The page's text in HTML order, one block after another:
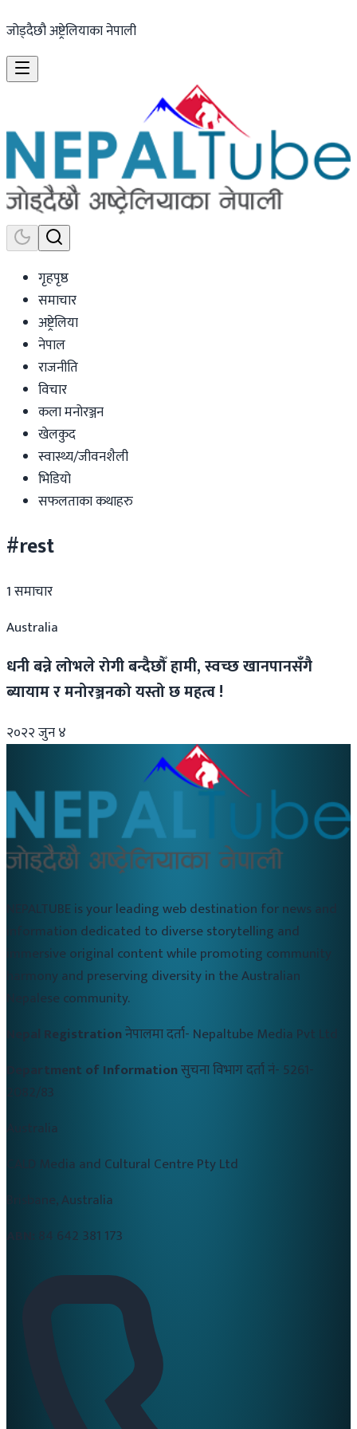
जोड्दैछौ अष्ट्रेलियाका नेपाली
गृहपृष्ठ
समाचार
अष्ट्रेलिया
नेपाल
राजनीति
विचार
कला मनोरञ्जन
खेलकुद
स्वास्थ्य/जीवनशैली
भिडियो
सफलताका कथाहरु
#rest
1समाचार
Australia
धनी बन्ने लोभले रोगी बन्दैछौँ हामी, स्वच्छ खानपानसँगै
ब्यायाम र मनोरञ्जनको यस्तो छ महत्व !
२०२२ जुन ४
NEPALTUBE is your leading web destination for news and
information dedicated to diverse storytelling and
immersive original content while promoting community
harmony and preserving diversity in the Australian
Nepalese community.
Nepal Registrationनेपालमा दर्ता- Nepaltube Media Pvt Ltd
Department of Informationसुचना विभाग दर्ता नं- 5261-
2082/83
Australia
CALD Media and Cultural Centre Pty Ltd
Brisbane, Australia
84 642 381 173